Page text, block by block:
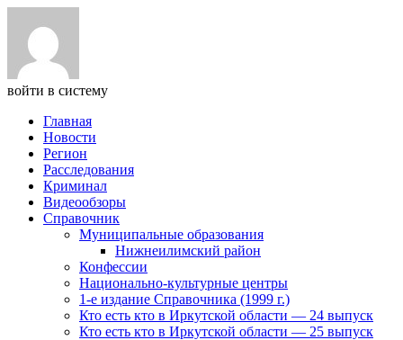
войти в систему
Главная
Новости
Регион
Расследования
Криминал
Видеообзоры
Справочник
Муниципальные образования
Нижнеилимский район
Конфессии
Национально-культурные центры
1-е издание Справочника (1999 г.)
Кто есть кто в Иркутской области — 24 выпуск
Кто есть кто в Иркутской области — 25 выпуск